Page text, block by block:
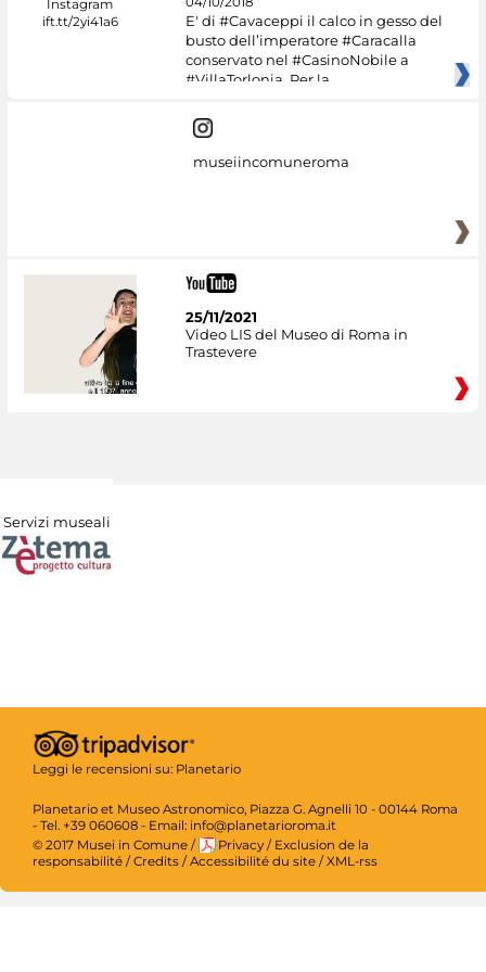
E' di #Cavaceppi il calco in gesso del
busto dell’imperatore #Caracalla
conservato nel #CasinoNobile a
#VillaTorlonia. Per la
museiincomuneroma
25/11/2021
Video LIS del Museo di Roma in
Trastevere
Servizi museali
Leggi le recensioni su: Planetario
Planetario et Museo Astronomico, Piazza G. Agnelli 10 - 00144 Roma
- Tel. +39 060608 - Email: info@planetarioroma.it
© 2017 Musei in Comune / Privacy / Exclusion de la
responsabilité / Credits / Accessibilité du site / XML-rss